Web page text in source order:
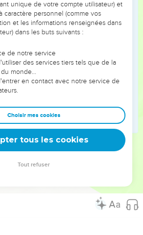
Dieu m'a fait errer loin de la maison
ai dit : Voici la grâce que tu me
où nous arriverons, dis de moi : Il
menu bétail et du gros bétail, et des
et il les donna à Abraham, et lui
; et Abimélec dit :
devant toi ; habite où il te plaira.
j'ai donné mille pièces d'argent à ton
une couverture des yeux pour tous
et pour tous. Ainsi elle fut reprise.
et Dieu guérit Abimélec, et sa
unique de votre compte utilisateur) et
caractère personnel (comme vos
et les informations renseignées dans
dans les buts suivants :
de notre service
des services tiers tels que de la
du monde…
en contact avec notre service de
Choisir mes cookies
tous les cookies
Tout refuser